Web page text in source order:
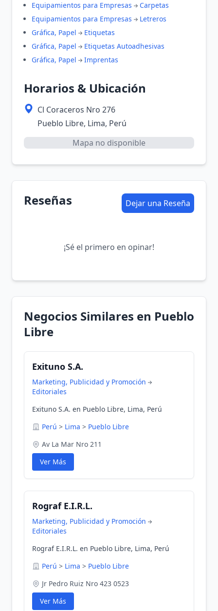
Equipamientos para Empresas
Carpetas
Equipamientos para Empresas
Letreros
Gráfica, Papel
Etiquetas
Gráfica, Papel
Etiquetas Autoadhesivas
Gráfica, Papel
Imprentas
Horarios & Ubicación
Cl Coraceros Nro 276
Pueblo Libre, Lima, Perú
Mapa no disponible
Reseñas Dejar una Reseña
¡Sé el primero en opinar!
Negocios Similares en Pueblo
Libre
Exituno S.A.
Marketing, Publicidad y Promoción
Editoriales
Exituno S.A. en Pueblo Libre, Lima, Perú
Perú > Lima > Pueblo Libre
Av La Mar Nro 211
Ver Más
Rograf E.I.R.L.
Marketing, Publicidad y Promoción
Editoriales
Rograf E.I.R.L. en Pueblo Libre, Lima, Perú
Perú > Lima > Pueblo Libre
Jr Pedro Ruiz Nro 423 0523
Ver Más